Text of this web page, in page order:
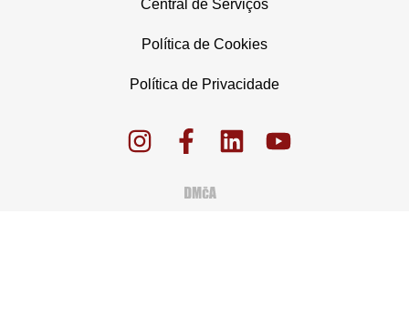
Central de Serviços
Política de Cookies
Política de Privacidade